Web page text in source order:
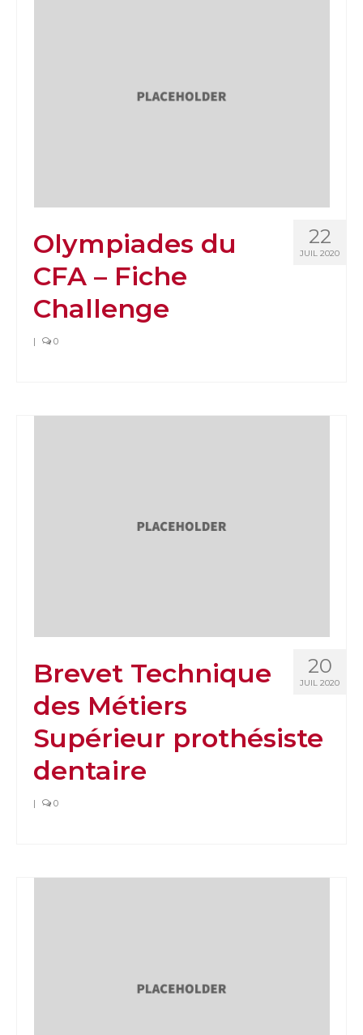
22
JUIL 2020
Olympiades du
CFA – Fiche
Challenge
| 0
20
JUIL 2020
Brevet Technique
des Métiers
Supérieur prothésiste
dentaire
| 0